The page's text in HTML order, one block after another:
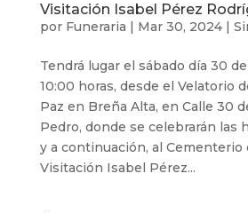
Visitación Isabel Pérez
por Funeraria | Mar 30, 2024|
Tendrá lugar el sábado día 30
10:00 horas, desde el Velatorio
Paz en Breña Alta, en Calle 30
Pedro, donde se celebrarán las
y a continuación, al Cementerio
Visitación Isabel Pérez...